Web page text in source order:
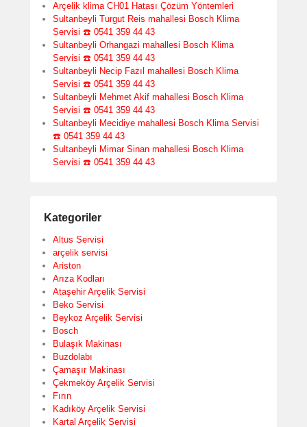
Arçelik klima CH01 Hatası Çözüm Yöntemleri
Sultanbeyli Turgut Reis mahallesi Bosch Klima
Servisi ☎️ 0541 359 44 43
Sultanbeyli Orhangazi mahallesi Bosch Klima
Servisi ☎️ 0541 359 44 43
Sultanbeyli Necip Fazıl mahallesi Bosch Klima
Servisi ☎️ 0541 359 44 43
Sultanbeyli Mehmet Akif mahallesi Bosch Klima
Servisi ☎️ 0541 359 44 43
Sultanbeyli Mecidiye mahallesi Bosch Klima Servisi
☎️ 0541 359 44 43
Sultanbeyli Mimar Sinan mahallesi Bosch Klima
Servisi ☎️ 0541 359 44 43
Kategoriler
Altus Servisi
arçelik servisi
Ariston
Arıza Kodları
Ataşehir Arçelik Servisi
Beko Servisi
Beykoz Arçelik Servisi
Bosch
Bulaşık Makinası
Buzdolabı
Çamaşır Makinası
Çekmeköy Arçelik Servisi
Fırın
Kadıköy Arçelik Servisi
Kartal Arçelik Servisi